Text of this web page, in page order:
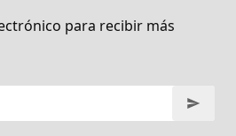
para recibir más